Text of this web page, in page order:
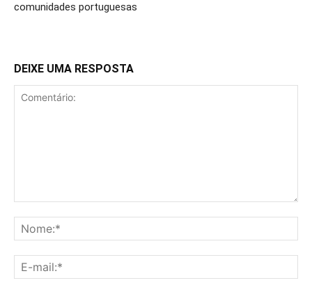
comunidades portuguesas
DEIXE UMA RESPOSTA